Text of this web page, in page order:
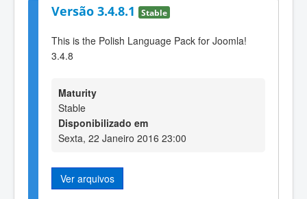
Versão 3.4.8.1 Stable
This is the Polish Language Pack for Joomla!
3.4.8
Maturity
Stable
Disponibilizado em
Sexta, 22 Janeiro 2016 23:00
Ver arquivos